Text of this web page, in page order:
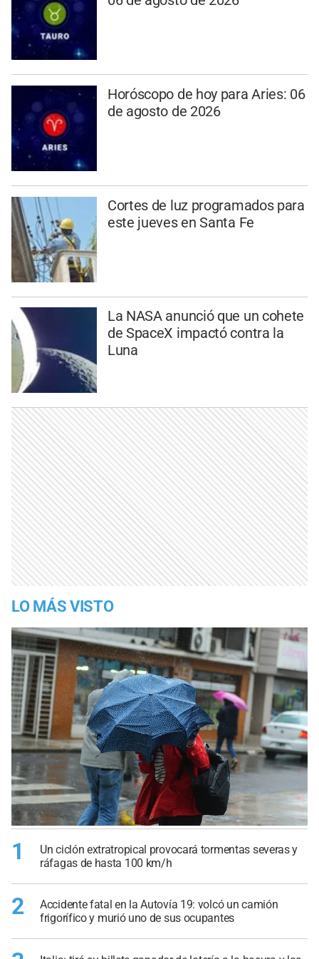
Horóscopo de hoy para Aries: 06
de agosto de 2026
Cortes de luz programados para
este jueves en Santa Fe
La NASA anunció que un cohete
de SpaceX impactó contra la
Luna
LO MÁS VISTO
1
Un ciclón extratropical provocará tormentas severas y
ráfagas de hasta 100 km/h
2
Accidente fatal en la Autovía 19: volcó un camión
frigorífico y murió uno de sus ocupantes